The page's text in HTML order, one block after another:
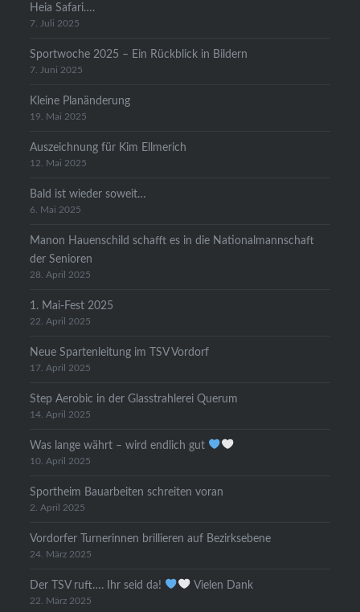
Heia Safari….
7. Juli 2025
Sportwoche 2025 – Ein Rückblick in Bildern
7. Juni 2025
Kleine Planänderung
19. Mai 2025
Auszeichnung für Kim Ellmerich
12. Mai 2025
Bald ist wieder soweit…
6. Mai 2025
Manon Hauenschild schafft es in die Nationalmannschaft
der Senioren
28. April 2025
1. Mai-Fest 2025
22. April 2025
Neue Spartenleitung im TSV Vordorf
17. April 2025
Step Aerobic in der Glasstrahlerei Querum
14. April 2025
Was lange währt – wird endlich gut
10. April 2025
Sportheim Bauarbeiten schreiten voran
2. April 2025
Vordorfer Turnerinnen brillieren auf Bezirksebene
24. März 2025
Der TSV ruft…. Ihr seid da! Vielen Dank
22. März 2025